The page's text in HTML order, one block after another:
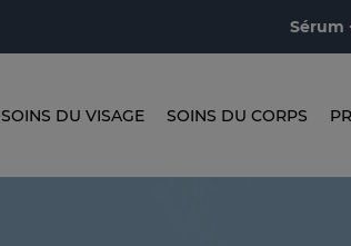
Sérum
SOINS DU VISAGE SOINS DU CORPS